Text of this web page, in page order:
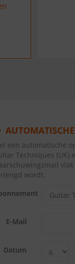
een automatische
Techniques (UK)
wordt.
E-Mail
Datum